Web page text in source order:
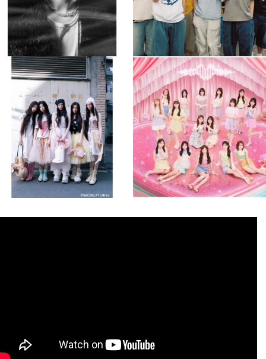
musicjapantv
💡8月特番放送決定！
8月 4
2 0
musicjapantv
💡8月特番放送決定！
...
8月 4
2 0